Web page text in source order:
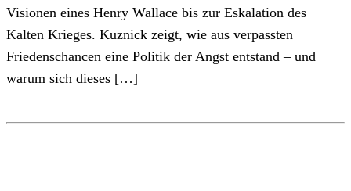
Visionen eines Henry Wallace bis zur Eskalation des
Kalten Krieges. Kuznick zeigt, wie aus verpassten
Friedenschancen eine Politik der Angst entstand – und
warum sich dieses […]